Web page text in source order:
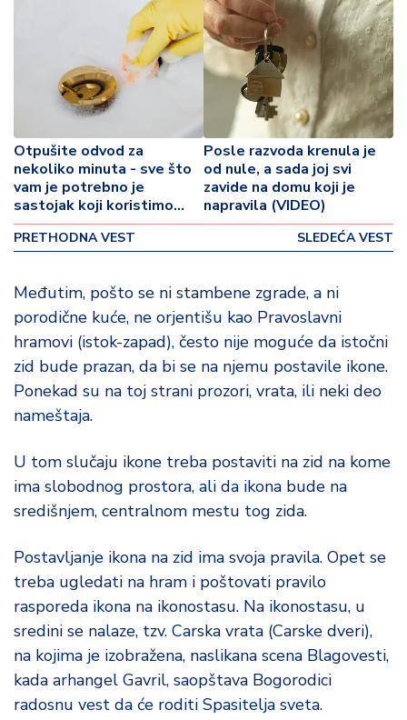
Otpušite odvod za
nekoliko minuta - sve što
vam je potrebno je
sastojak koji koristimo
svaki dan
PRETHODNA VEST
Posle razvoda krenula je
od nule, a sada joj svi
zavide na domu koji je
napravila (VIDEO)
SLEDEĆA VEST
Međutim, pošto se ni stambene zgrade, a ni
porodične kuće, ne orjentišu kao Pravoslavni
hramovi (istok-zapad), često nije moguće da istočni
zid bude prazan, da bi se na njemu postavile ikone.
Ponekad su na toj strani prozori, vrata, ili neki deo
nameštaja.
U tom slučaju ikone treba postaviti na zid na kome
ima slobodnog prostora, ali da ikona bude na
središnjem, centralnom mestu tog zida.
Postavljanje ikona na zid ima svoja pravila. Opet se
treba ugledati na hram i poštovati pravilo
rasporeda ikona na ikonostasu. Na ikonostasu, u
sredini se nalaze, tzv. Carska vrata (Carske dveri),
na kojima je izobražena, naslikana scena Blagovesti,
kada arhangel Gavril, saopštava Bogorodici
radosnu vest da će roditi Spasitelja sveta.